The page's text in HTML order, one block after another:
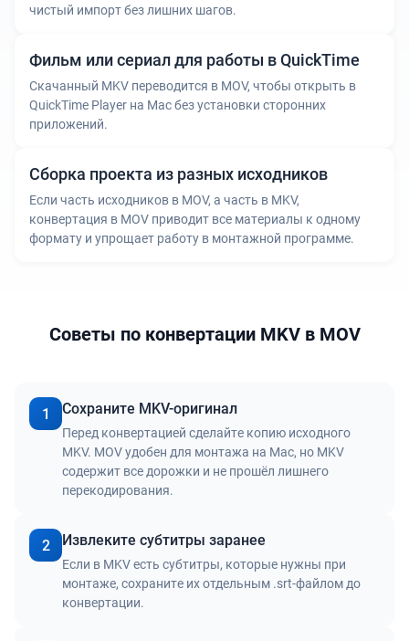
чистый импорт без лишних шагов.
Фильм или сериал для работы в QuickTime
Скачанный MKV переводится в MOV, чтобы открыть в
QuickTime Player на Mac без установки сторонних
приложений.
Сборка проекта из разных исходников
Если часть исходников в MOV, а часть в MKV,
конвертация в MOV приводит все материалы к одному
формату и упрощает работу в монтажной программе.
Советы по конвертации MKV в MOV
1 Сохраните MKV-оригинал
Перед конвертацией сделайте копию исходного
MKV. MOV удобен для монтажа на Mac, но MKV
содержит все дорожки и не прошёл лишнего
перекодирования.
2 Извлеките субтитры заранее
Если в MKV есть субтитры, которые нужны при
монтаже, сохраните их отдельным .srt-файлом до
конвертации.